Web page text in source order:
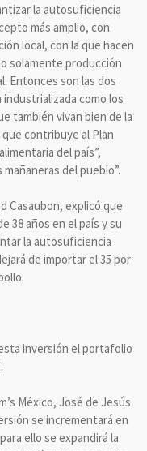
la autosuficiencia
más amplio, con
local, con la que hacen
solamente producción
Entonces son las dos
como los
también vivan bien de la
contribuye al Plan
del país”,
del pueblo”.
Casaubon, explicó que
38 años en el país y su
la autosuficiencia
de importar el 35 por
inversión el portafolio
México, José de Jesús
se incrementará en
ello se expandirá la